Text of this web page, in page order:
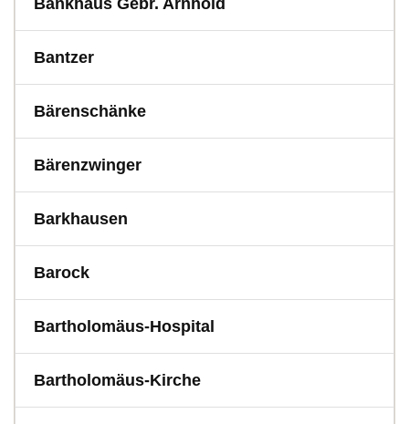
Bankhaus Gebr. Arnhold
Bantzer
Bärenschänke
Bärenzwinger
Barkhausen
Barock
Bartholomäus-Hospital
Bartholomäus-Kirche